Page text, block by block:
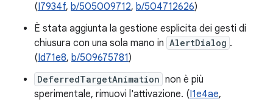
(I7934f, b/505009712, b/504712626)
È stata aggiunta la gestione esplicita dei gesti di
chiusura con una sola mano in AlertDialog .
(Id71e8, b/509675781)
DeferredTargetAnimation non è più
sperimentale, rimuovi l'attivazione. (I1e4ae,